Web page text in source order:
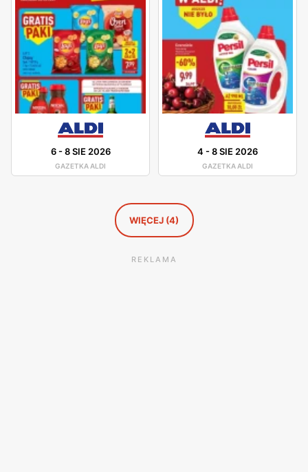
do tej pory konceptu wizualnego „ANIKo”. Za jego główny
cel uważa się stworzenie przyjaznej atmosfery zakupów.
Marka posiada również własną stronę internetową, na
której znajdziemy liczne oferty promocyjne. Aby móc być
z nimi na bieżąco, udostępniono newsletter oraz aplikację
mobilną. Strona umożliwia również stworzenie własnej
listy zakupów, która z pewnością ułatwi późniejszą
wędrówkę po sklepie.
6-8 SIE 2026
GAZETKA ALDI
4 -8 SIE 2026
GAZETKA ALDI
WIĘCEJ (4)
REKLAMA